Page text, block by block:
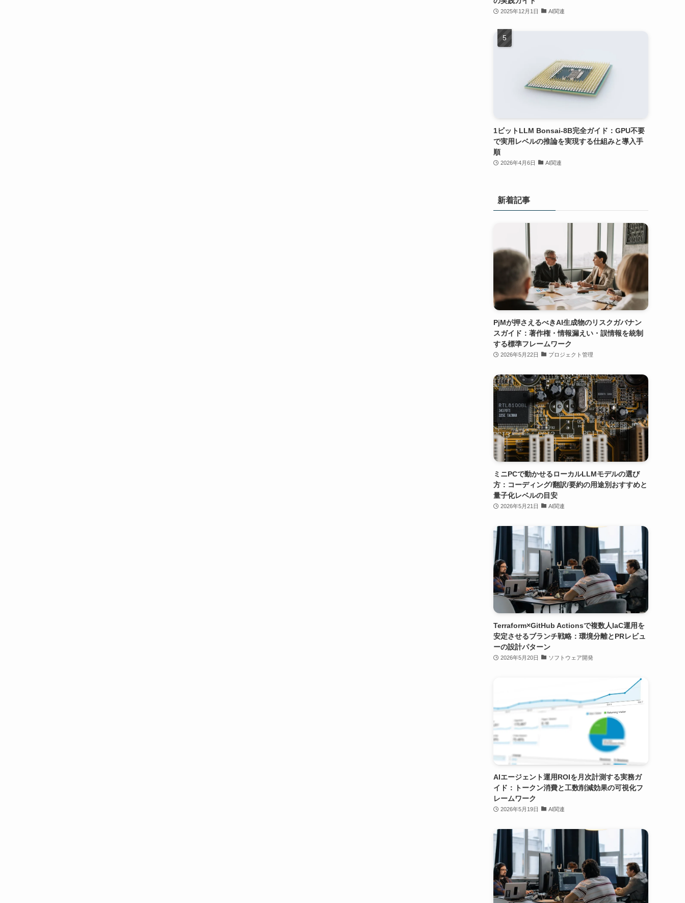
2025年12月1日 AI関連
1ビットLLM Bonsai-8B完全ガイド：GPU不要
で実用レベルの推論を実現する仕組みと導入手
順
2026年4月6日 AI関連
新着記事
PjMが押さえるべきAI生成物のリスクガバナン
スガイド：著作権・情報漏えい・誤情報を統制
する標準フレームワーク
2026年5月22日 プロジェクト管理
ミニPCで動かせるローカルLLMモデルの選び
方：コーディング/翻訳/要約の用途別おすすめと
量子化レベルの目安
2026年5月21日 AI関連
Terraform×GitHub Actionsで複数人IaC運用を
安定させるブランチ戦略：環境分離とPRレビュ
ーの設計パターン
2026年5月20日 ソフトウェア開発
AIエージェント運用ROIを月次計測する実務ガ
イド：トークン消費と工数削減効果の可視化フ
レームワーク
2026年5月19日 AI関連